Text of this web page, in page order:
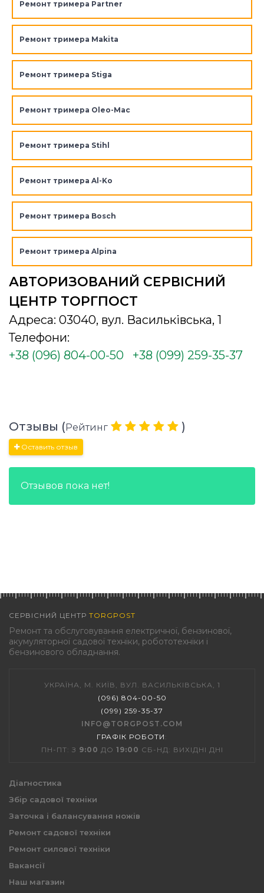
Ремонт тримера Partner
Ремонт тримера Makita
Ремонт тримера Stiga
Ремонт тримера Oleo-Mac
Ремонт тримера Stihl
Ремонт тримера Al-Ko
Ремонт тримера Bosch
Ремонт тримера Alpina
АВТОРИЗОВАНИЙ СЕРВІСНИЙ
ЦЕНТР ТОРГПОСТ
Адреса: 03040, вул. Васильківська, 1
Телефони:
+38 (096) 804-00-50
+38 (099) 259-35-37
Отзывы (Рейтинг )
Оставить отзыв
Отзывов пока нет!
СЕРВІСНИЙ ЦЕНТР TORGPOST
Ремонт та обслуговування електричної, бензинової,
акумуляторної садової техніки, робототехніки і
бензинового обладнання.
УКРАЇНА, М. КИЇВ, ВУЛ. ВАСИЛЬКІВСЬКА, 1
(096) 804-00-50
(099) 259-35-37
INFO@TORGPOST.COM
ГРАФІК РОБОТИ :
ПН-ПТ: З 9:00 ДО 19:00 СБ-НД: ВИХІДНІ ДНІ
Діагностика
Збір садової техніки
Заточка і балансування ножів
Ремонт садової техніки
Ремонт силової техніки
Вакансії
Наш магазин